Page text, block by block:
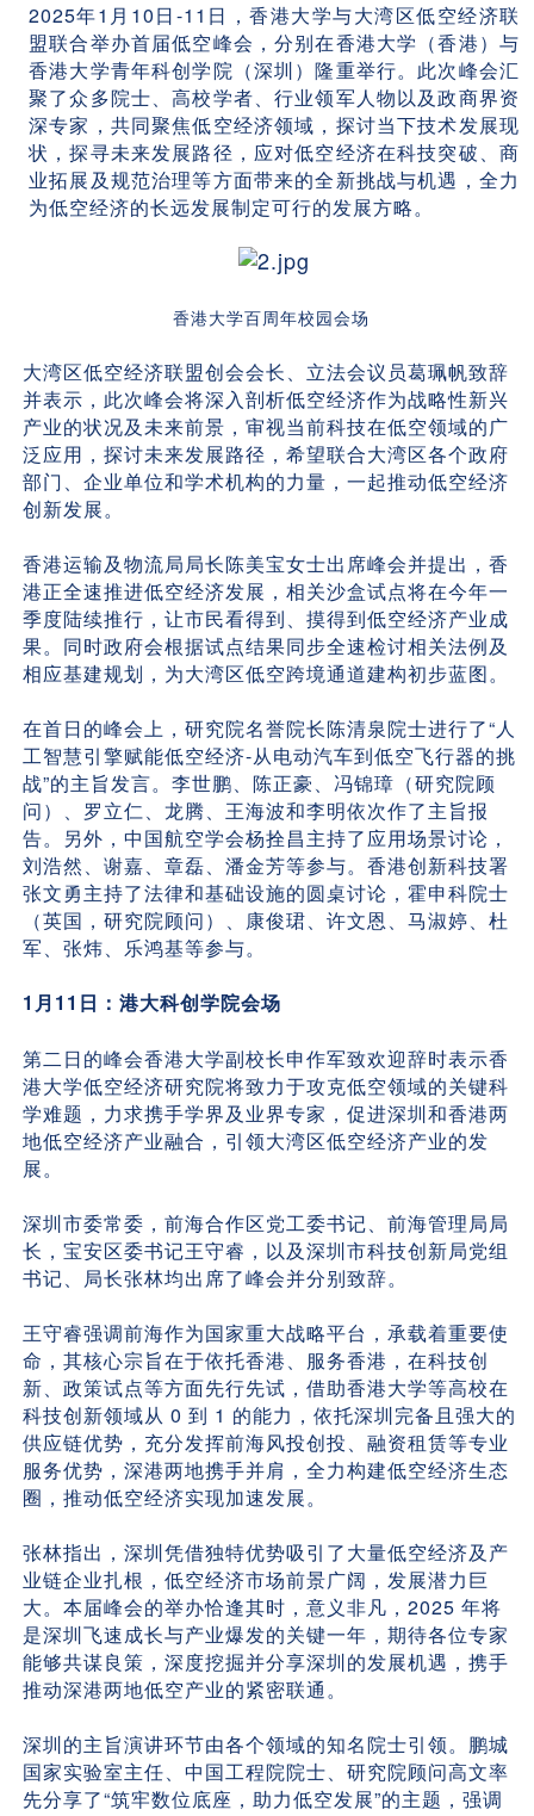
2025年1月10日-11日，香港大学与大湾区低空经济联
盟联合举办首届低空峰会，分别在香港大学（香港）与
香港大学青年科创学院（深圳）隆重举行。此次峰会汇
聚了众多院士、高校学者、行业领军人物以及政商界资
深专家，共同聚焦低空经济领域，探讨当下技术发展现
状，探寻未来发展路径，应对低空经济在科技突破、商
业拓展及规范治理等方面带来的全新挑战与机遇，全力
为低空经济的长远发展制定可行的发展方略。
香港大学百周年校园会场
大湾区低空经济联盟创会会长、立法会议员葛珮帆致辞
并表示，此次峰会将深入剖析低空经济作为战略性新兴
产业的状况及未来前景，审视当前科技在低空领域的广
泛应用，探讨未来发展路径，希望联合大湾区各个政府
部门、企业单位和学术机构的力量，一起推动低空经济
创新发展。
香港运输及物流局局长陈美宝女士出席峰会并提出，香
港正全速推进低空经济发展，相关沙盒试点将在今年一
季度陆续推行，让市民看得到、摸得到低空经济产业成
果。同时政府会根据试点结果同步全速检讨相关法例及
相应基建规划，为大湾区低空跨境通道建构初步蓝图。
在首日的峰会上，研究院名誉院长陈清泉院士进行了“人
工智慧引擎赋能低空经济-从电动汽车到低空飞行器的挑
战”的主旨发言。李世鹏、陈正豪、冯锦璋（研究院顾
问）、罗立仁、龙腾、王海波和李明依次作了主旨报
告。另外，中国航空学会杨拴昌主持了应用场景讨论，
刘浩然、谢嘉、章磊、潘金芳等参与。香港创新科技署
张文勇主持了法律和基础设施的圆桌讨论，霍申科院士
（英国，研究院顾问）、康俊珺、许文恩、马淑婷、杜
军、张炜、乐鸿基等参与。
1月11日：港大科创学院会场
第二日的峰会香港大学副校长申作军致欢迎辞时表示香
港大学低空经济研究院将致力于攻克低空领域的关键科
学难题，力求携手学界及业界专家，促进深圳和香港两
地低空经济产业融合，引领大湾区低空经济产业的发
展。
深圳市委常委，前海合作区党工委书记、前海管理局局
长，宝安区委书记王守睿，以及深圳市科技创新局党组
书记、局长张林均出席了峰会并分别致辞。
王守睿强调前海作为国家重大战略平台，承载着重要使
命，其核心宗旨在于依托香港、服务香港，在科技创
新、政策试点等方面先行先试，借助香港大学等高校在
科技创新领域从 0 到 1 的能力，依托深圳完备且强大的
供应链优势，充分发挥前海风投创投、融资租赁等专业
服务优势，深港两地携手并肩，全力构建低空经济生态
圈，推动低空经济实现加速发展。
张林指出，深圳凭借独特优势吸引了大量低空经济及产
业链企业扎根，低空经济市场前景广阔，发展潜力巨
大。本届峰会的举办恰逢其时，意义非凡，2025 年将
是深圳飞速成长与产业爆发的关键一年，期待各位专家
能够共谋良策，深度挖掘并分享深圳的发展机遇，携手
推动深港两地低空产业的紧密联通。
深圳的主旨演讲环节由各个领域的知名院士引领。鹏城
国家实验室主任、中国工程院院士、研究院顾问高文率
先分享了“筑牢数位底座，助力低空发展”的主题，强调